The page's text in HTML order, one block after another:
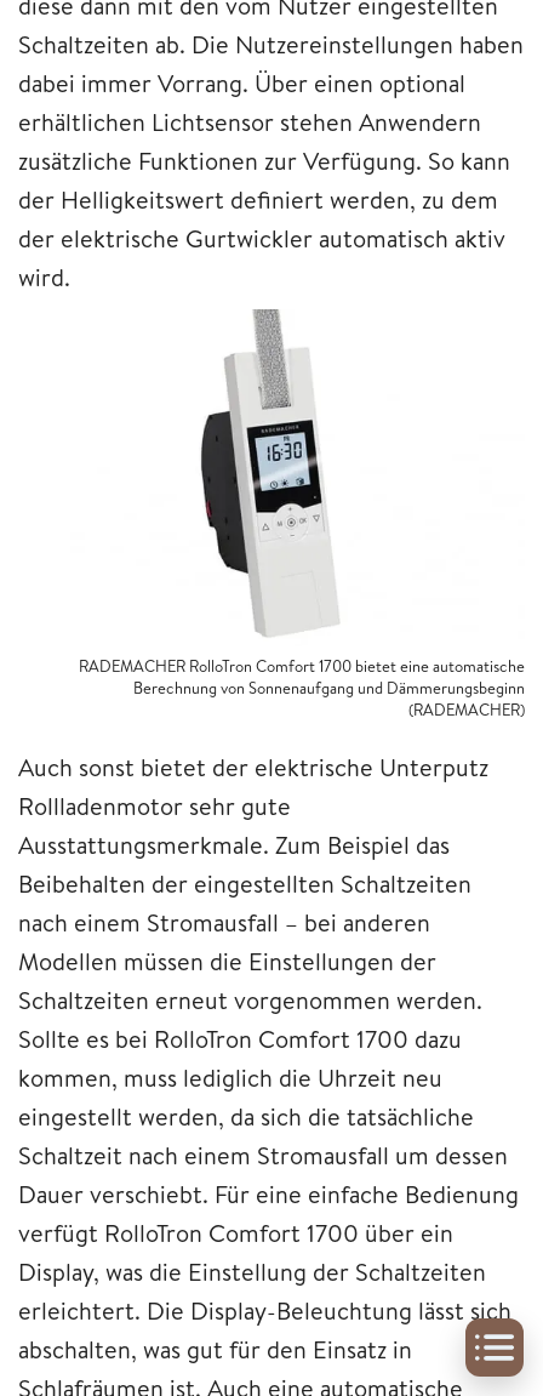
Schaltzeiten ab. Die Nutzereinstellungen haben
dabei immer Vorrang. Über einen optional
erhältlichen Lichtsensor stehen Anwendern
zusätzliche Funktionen zur Verfügung. So kann
der Helligkeitswert definiert werden, zu dem
der elektrische Gurtwickler automatisch aktiv
wird.
RADEMACHER RolloTron Comfort 1700 bietet eine automatische
Berechnung von Sonnenaufgang und Dämmerungsbeginn
(RADEMACHER)
Auch sonst bietet der elektrische Unterputz
Rollladenmotor sehr gute
Ausstattungsmerkmale. Zum Beispiel das
Beibehalten der eingestellten Schaltzeiten
nach einem Stromausfall – bei anderen
Modellen müssen die Einstellungen der
Schaltzeiten erneut vorgenommen werden.
Sollte es bei RolloTron Comfort 1700 dazu
kommen, muss lediglich die Uhrzeit neu
eingestellt werden, da sich die tatsächliche
Schaltzeit nach einem Stromausfall um dessen
Dauer verschiebt. Für eine einfache Bedienung
verfügt RolloTron Comfort 1700 über ein
Display, was die Einstellung der Schaltzeiten
erleichtert. Die Display-Beleuchtung lässt sich
abschalten, was gut für den Einsatz in
Schlafräumen ist. Auch eine automatische